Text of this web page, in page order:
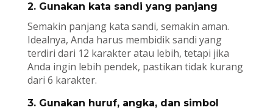
2. Gunakan kata sandi yang panjang
Semakin panjang kata sandi, semakin aman.
Idealnya, Anda harus membidik sandi yang
terdiri dari 12 karakter atau lebih, tetapi jika
Anda ingin lebih pendek, pastikan tidak kurang
dari 6 karakter.
3. Gunakan huruf, angka, dan simbol